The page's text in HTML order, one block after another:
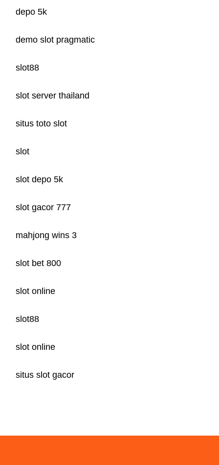
depo 5k
demo slot pragmatic
slot88
slot server thailand
situs toto slot
slot
slot depo 5k
slot gacor 777
mahjong wins 3
slot bet 800
slot online
slot88
slot online
situs slot gacor